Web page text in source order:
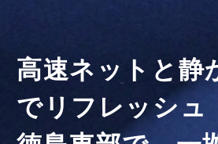
高速ネットと静
でリフレッシュ